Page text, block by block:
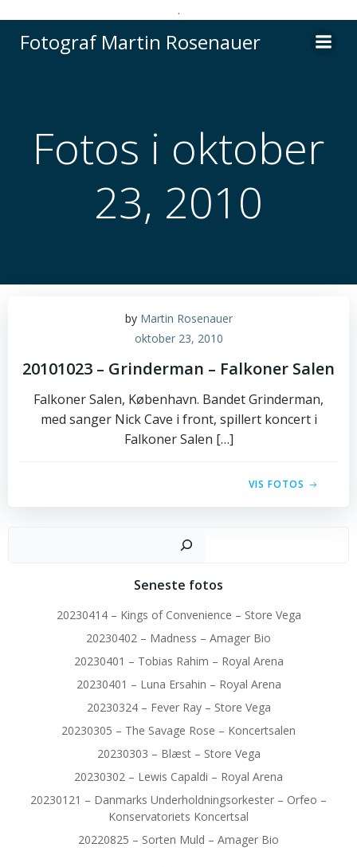
.
til
Fotograf Martin Rosenauer
Fotos i oktober
23, 2010
by Martin Rosenauer
oktober 23, 2010
20101023 – Grinderman – Falkoner Salen
Falkoner Salen, København. Bandet Grinderman,
med sanger Nick Cave i front, spillert koncert i
Falkoner Salen […]
VIS FOTOS
Seneste fotos
20230414 – Kings of Convenience – Store Vega
20230402 – Madness – Amager Bio
20230401 – Tobias Rahim – Royal Arena
20230401 – Luna Ersahin – Royal Arena
20230324 – Fever Ray – Store Vega
20230305 – The Savage Rose – Koncertsalen
20230303 – Blæst – Store Vega
20230302 – Lewis Capaldi – Royal Arena
20230121 – Danmarks Underholdningsorkester – Orfeo –
Konservatoriets Koncertsal
20220825 – Sorten Muld – Amager Bio